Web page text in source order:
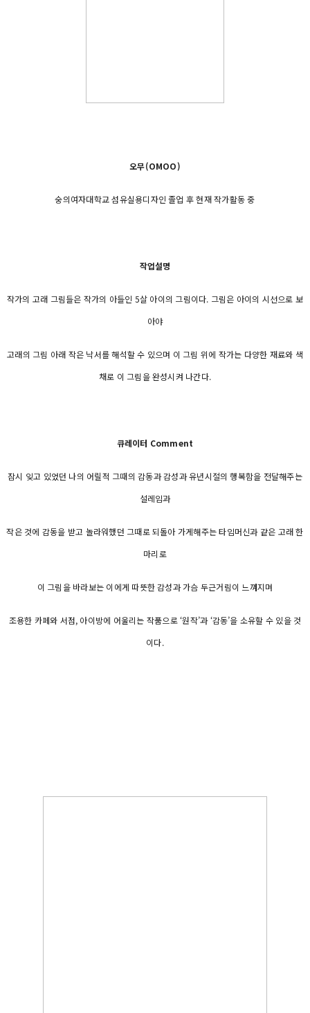
오무(OMOO)
숭의여자대학교 섬유실용디자인 졸업 후 현재 작가활동 중
작업설명
작가의 고래 그림들은 작가의 아들인 5살 아이의 그림이다. 그림은 아이의 시선으로 보
아야
고래의 그림 아래 작은 낙서를 해석할 수 있으며 이 그림 위에 작가는 다양한 재료와 색
채로 이 그림을 완성시켜 나간다.
큐레이터 Comment
잠시 잊고 있었던 나의 어릴적 그때의 감동과 감성과 유년시절의 행복함을 전달해주는
설레임과
작은 것에 감동을 받고 놀라워했던 그때로 되돌아 가게해주는 타임머신과 같은 고래 한
마리로
이 그림을 바라보는 이에게 따뜻한 감성과 가슴 두근거림이 느껴지며
조용한 카페와 서점, 아이방에 어울리는 작품으로 ‘원작’과 ‘감동’을 소유할 수 있을 것
이다.